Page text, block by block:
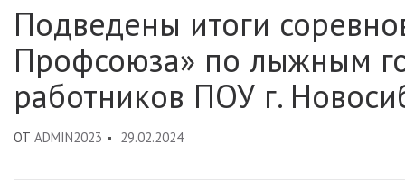
Подведены итоги
Профсоюза» по лыжным
работников ПОУ г.
ОТ ADMIN2023 29.02.2024